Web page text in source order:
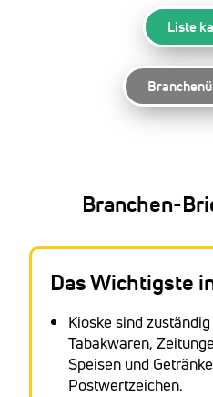
Liste
Branchen-
Das Wichtigste
Kioske sind
Tabakwaren,
Speisen und
Postwertzeichen.